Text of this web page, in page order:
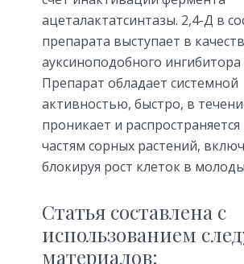
ацеталактатсинтазы. 2,4-Д в
препарата выступает в
ауксиноподобного ингибитора
Препарат обладает системной
активностью, быстро, в
проникает и
частям сорных растений,
блокируя рост клеток в
Статья составлена с
использованием
материалов: